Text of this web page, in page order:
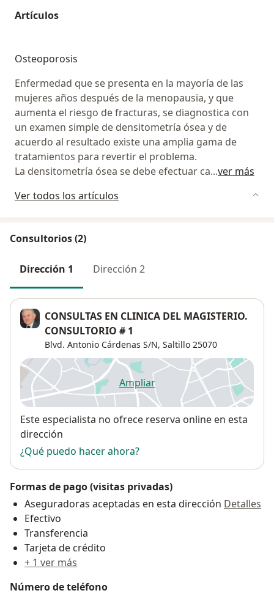
Artículos
Osteoporosis
Enfermedad que se presenta en la mayoría de las
mujeres años después de la menopausia, y que
aumenta el riesgo de fracturas, se diagnostica con
un examen simple de densitometría ósea y de
acuerdo al resultado existe una amplia gama de
tratamientos para revertir el problema.
La densitometría ósea se debe efectuar ca...ver más
Ver todos los artículos
Consultorios (2)
Dirección 1 Dirección 2
CONSULTAS EN CLINICA DEL MAGISTERIO.
CONSULTORIO # 1
Blvd. Antonio Cárdenas S/N, Saltillo 25070
Ampliarse abre en una nueva
Disponibilidad
Este especialista no ofrece reserva online en esta
dirección
¿Qué puedo hacer ahora?
Formas de pago (visitas privadas)
Aseguradoras aceptadas en esta dirección Detalles
Efectivo
Transferencia
Tarjeta de crédito
+ 1 ver más
Número de teléfono